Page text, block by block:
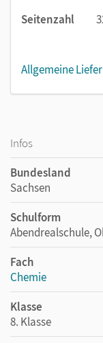
Seitenzahl
Allgemeine
Infos
Bundesland
Sachsen
Schulform
Abendrealschule,
Fach
Chemie
Klasse
8. Klasse